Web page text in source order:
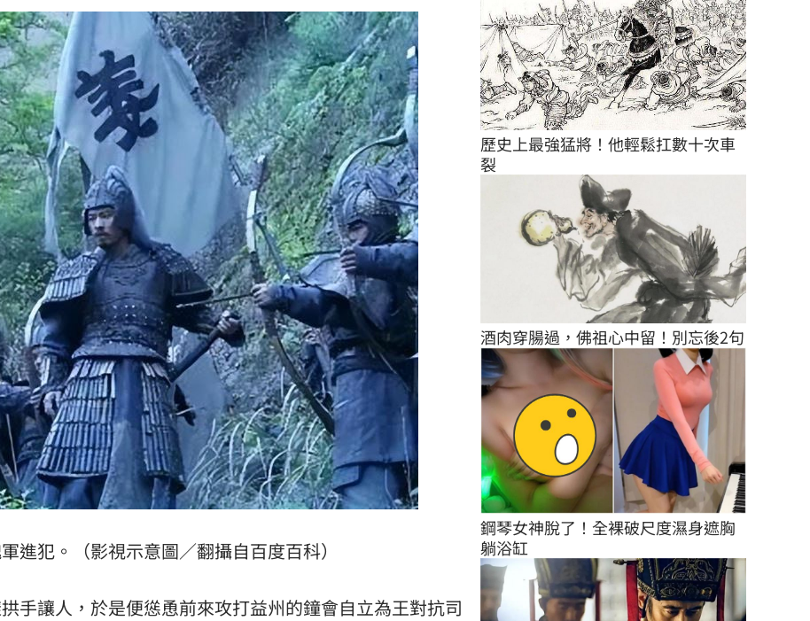
進犯。（影視示意圖／翻攝自百度百科）
手讓人，於是便慫恿前來攻打益州的鐘會自立為王對抗司
歷史上最強猛將！他輕鬆扛數十次車
裂
酒肉穿腸過，佛祖心中留！別忘後2句
鋼琴女神脫了！全裸破尺度濕身遮胸
躺浴缸